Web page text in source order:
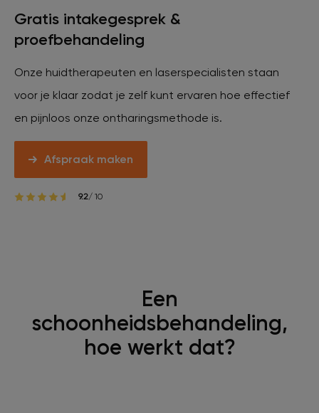
Gratis intakegesprek &
proefbehandeling
Onze huidtherapeuten en laserspecialisten staan
voor je klaar zodat je zelf kunt ervaren hoe effectief
en pijnloos onze ontharingsmethode is.
Afspraak maken
9.2/ 10
Een
schoonheidsbehandeling,
hoe werkt dat?
Bij jou in de buurt
Over ons Locaties Vacatures